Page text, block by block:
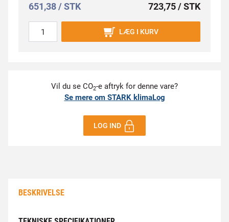
651,38 / STK 723,75 / STK
LÆG I KURV
Vil du se CO2-e aftryk for denne vare?
Se mere om STARK klimaLog
LOG IND
BESKRIVELSE